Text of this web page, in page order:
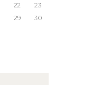
22
23
29
30